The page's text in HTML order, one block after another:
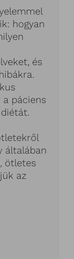
hogyan
és
páciens
általában
ötletes
az